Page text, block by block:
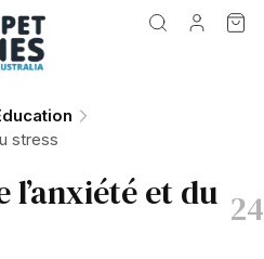
stress
l’anxiété et du 24